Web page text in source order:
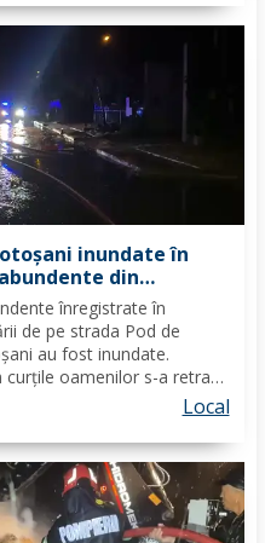
inundate în
din
înregistrate în
de pe strada Pod de
au fost inundate.
oamenilor s-a retras
apei, pompierii militari
au...
Local